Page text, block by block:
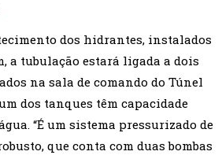
dos hidrantes, instalados
a tubulação estará ligada a dois
na sala de comando do Túnel
dos tanques têm capacidade
“É um sistema pressurizado de
que conta com duas bombas